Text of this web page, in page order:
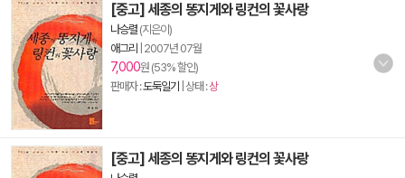
[중고] 세종의 똥지게와 링컨의 꽃사랑
나승렬 (지은이)
애그리
2007년 07월
7,000원 (53% 할인)
판매자 :도둑일기 | 상태 :상
[중고] 세종의 똥지게와 링컨의 꽃사랑